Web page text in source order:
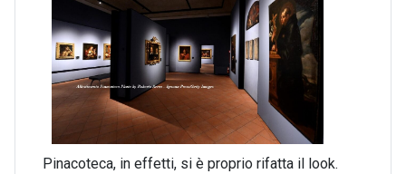
Pinacoteca, in effetti, si è proprio rifatta il look.